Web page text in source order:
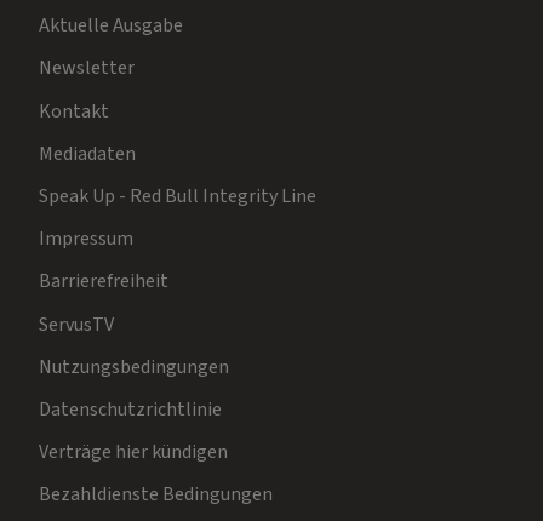
Aktuelle Ausgabe
Newsletter
Kontakt
Mediadaten
Speak Up - Red Bull Integrity Line
Impressum
Barrierefreiheit
ServusTV
Nutzungsbedingungen
Datenschutzrichtlinie
Verträge hier kündigen
Bezahldienste Bedingungen